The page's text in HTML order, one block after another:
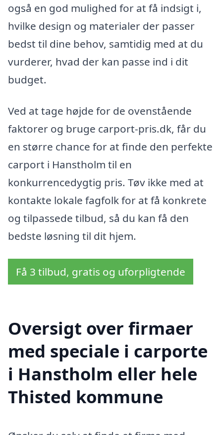
også en god mulighed for at få indsigt i,
hvilke design og materialer der passer
bedst til dine behov, samtidig med at du
vurderer, hvad der kan passe ind i dit
budget.
Ved at tage højde for de ovenstående
faktorer og bruge carport-pris.dk, får du
en større chance for at finde den perfekte
carport i Hanstholm til en
konkurrencedygtig pris. Tøv ikke med at
kontakte lokale fagfolk for at få konkrete
og tilpassede tilbud, så du kan få den
bedste løsning til dit hjem.
Få 3 tilbud, gratis og uforpligtende
Oversigt over firmaer
med speciale i carporte
i Hanstholm eller hele
Thisted kommune